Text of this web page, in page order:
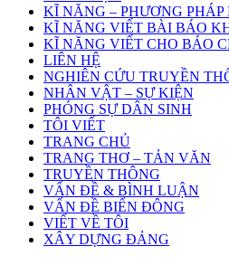
KĨ NĂNG – PHƯƠNG PHÁP
KĨ NĂNG VIẾT BÀI BÁO
KĨ NĂNG VIẾT CHO BÁO
LIÊN HỆ
NGHIÊN CỨU TRUYỀN
NHÂN VẬT – SỰ KIỆN
PHÓNG SỰ DÂN SINH
TÔI VIẾT
TRANG CHỦ
TRANG THƠ – TẢN VĂN
TRUYỀN THÔNG
VẤN ĐỀ & BÌNH LUẬN
VẤN ĐỀ BIỂN ĐÔNG
VIẾT VỀ TÔI
XÂY DỰNG ĐẢNG